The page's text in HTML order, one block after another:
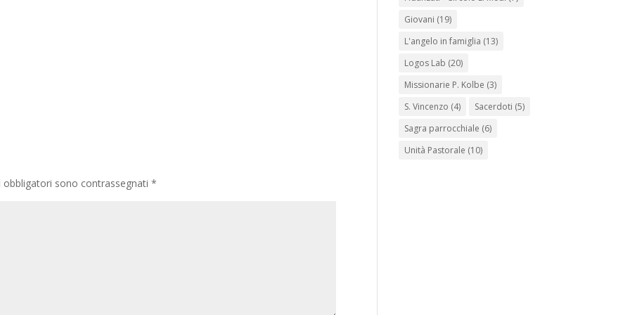
obbligatori sono contrassegnati*
Giovani (19)
L'angelo in famiglia (13)
Logos Lab (20)
Missionarie P. Kolbe (3)
S. Vincenzo (4) Sacerdoti (5)
Sagra parrocchiale (6)
Unità Pastorale (10)